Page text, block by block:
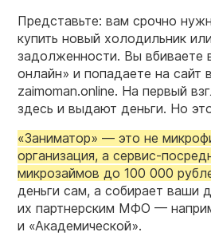
Представьте: вам срочно
купить новый холодильник
задолженности. Вы вбиваете
онлайн» и попадаете на сайт
zaimoman.online. На первый
здесь и выдают деньги. Но
«Заниматор» — это не
организация, а сервис-
микрозаймов до 100 000
деньги сам, а собирает ваши
их партнерским МФО —
и «Академической».